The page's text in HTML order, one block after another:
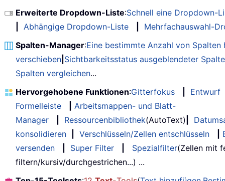
Erweiterte Dropdown-Liste:Schnell eine Dropdown-
Abhängige Dropdown-Liste
Mehrfachauswahl-
Spalten-Manager:Eine bestimmte Anzahl von Spalten
verschieben Sichtbarkeitsstatus ausgeblendeter
Spalten vergleichen...
Hervorgehobene Funktionen:Gitterfokus
Entwurf
Formelleiste
Arbeitsmappen- und Blatt-
Manager
Ressourcenbibliothek(AutoText)
konsolidieren
Verschlüsseln/Zellen entschlüsseln
versenden
Super Filter Spezialfilter(Zellen mit
filtern/kursiv/durchgestrichen...) ...